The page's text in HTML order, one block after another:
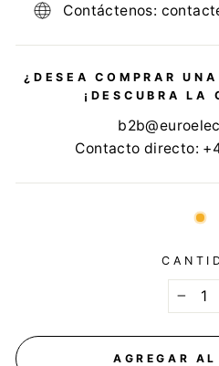
Contáctenos:
¿DESEA COMPRAR
¡DESCUBRA LA
Contacto directo:
AGREGAR